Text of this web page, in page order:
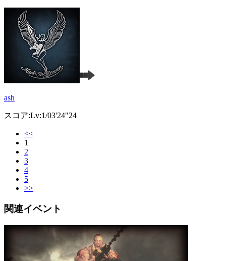
ash
スコア:Lv:1/03'24"24
<<
1
2
3
4
5
>>
関連イベント